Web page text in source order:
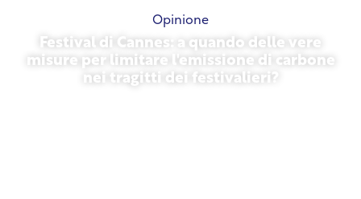
Opinione
Festival di Cannes: a quando delle vere
misure per limitare l'emissione di carbone
nei tragitti dei festivalieri?